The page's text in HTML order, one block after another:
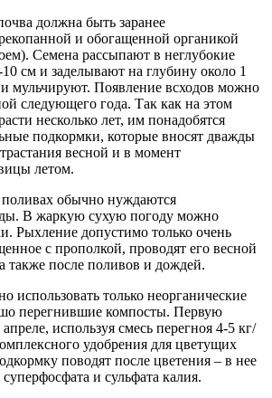
должна быть заранее
и обогащенной органикой
Семена рассыпают в неглубокие
см и заделывают на глубину около 1
мульчируют. Появление всходов можно
следующего года. Так как на этом
несколько лет, им понадобятся
подкормки, которые вносят дважды
весной и в момент
летом.
обычно нуждаются
В жаркую сухую погоду можно
Рыхление допустимо только очень
с прополкой, проводят его весной
также после поливов и дождей.
использовать только неорганические
перегнившие компосты. Первую
используя смесь перегноя 4-5 кг/
удобрения для цветущих
поводят после цветения – в нее
и сульфата калия.